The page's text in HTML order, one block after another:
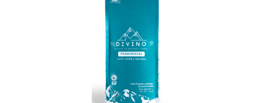
COLECCIÓN CAFETERA